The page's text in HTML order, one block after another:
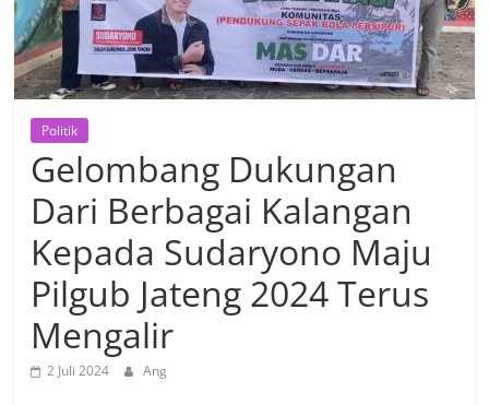
Politik
Gelombang Dukungan
Dari Berbagai Kalangan
Kepada Sudaryono Maju
Pilgub Jateng 2024 Terus
Mengalir
2 Juli 2024 Ang